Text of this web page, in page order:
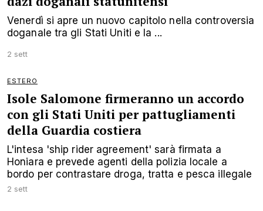
Venerdì si apre un nuovo capitolo nella controversia
doganale tra gli Stati Uniti e la ...
2 sett
ESTERO
Isole Salomone firmeranno un accordo
con gli Stati Uniti per pattugliamenti
della Guardia costiera
L'intesa 'ship rider agreement' sarà firmata a
Honiara e prevede agenti della polizia locale a
bordo per contrastare droga, tratta e pesca illegale
2 sett